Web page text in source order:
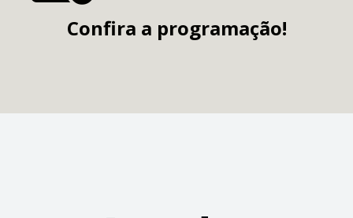
Confira a programação!